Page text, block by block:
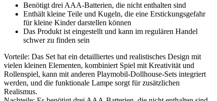
Benötigt drei AAA-Batterien, die nicht enthalten sind
Enthält kleine Teile und Kugeln, die eine Erstickungsgefahr
für kleine Kinder darstellen können
Das Produkt ist eingestellt und kann im regulären Handel
schwer zu finden sein
Vorteile: Das Set hat ein detailliertes und realistisches Design mit
vielen kleinen Elementen, kombiniert Spiel mit Kreativität und
Rollenspiel, kann mit anderen Playmobil-Dollhouse-Sets integriert
werden, und die funktionale Lampe sorgt für zusätzlichen
Realismus.